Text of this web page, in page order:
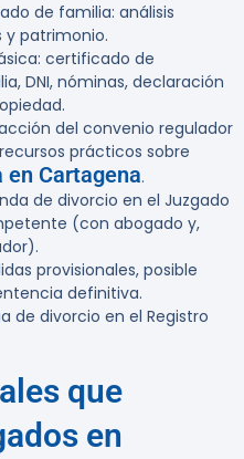
de familia: análisis
y patrimonio.
certificado de
DNI, nóminas, declaración
del convenio regulador
prácticos sobre
Cartagena.
de divorcio en el Juzgado
(con abogado y,
provisionales, posible
definitiva.
de divorcio en el Registro
que
en